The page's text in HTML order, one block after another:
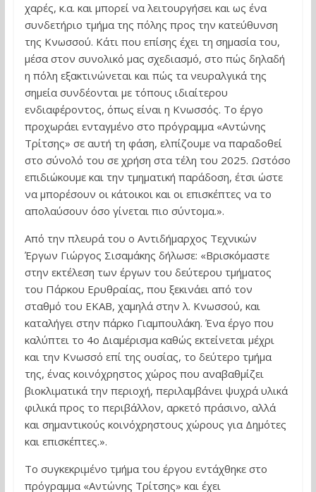
χαρές, κ.α. και μπορεί να λειτουργήσει και ως ένα
συνδετήριο τμήμα της πόλης προς την κατεύθυνση
της Κνωσσού. Κάτι που επίσης έχει τη σημασία του,
μέσα στον συνολικό μας σχεδιασμό, στο πώς δηλαδή
η πόλη εξακτινώνεται και πώς τα νευραλγικά της
σημεία συνδέονται με τόπους ιδιαίτερου
ενδιαφέροντος, όπως είναι η Κνωσσός. Το έργο
προχωράει ενταγμένο στο πρόγραμμα «Αντώνης
Τρίτσης» σε αυτή τη φάση, ελπίζουμε να παραδοθεί
στο σύνολό του σε χρήση στα τέλη του 2025. Ωστόσο
επιδιώκουμε και την τμηματική παράδοση, έτσι ώστε
να μπορέσουν οι κάτοικοι και οι επισκέπτες να το
απολαύσουν όσο γίνεται πιο σύντομα.».
Από την πλευρά του ο Αντιδήμαρχος Τεχνικών
Έργων Γιώργος Σισαμάκης δήλωσε: «Βρισκόμαστε
στην εκτέλεση των έργων του δεύτερου τμήματος
του Πάρκου Ερυθραίας, που ξεκινάει από τον
σταθμό του ΕΚΑΒ, χαμηλά στην λ. Κνωσσού, και
καταλήγει στην πάρκο Γιαμπουλάκη. Ένα έργο που
καλύπτει το 4ο Διαμέρισμα καθώς εκτείνεται μέχρι
και την Κνωσσό επί της ουσίας, το δεύτερο τμήμα
της, ένας κοινόχρηστος χώρος που αναβαθμίζει
βιοκλιματικά την περιοχή, περιλαμβάνει ψυχρά υλικά
φιλικά προς το περιβάλλον, αρκετό πράσινο, αλλά
και σημαντικούς κοινόχρηστους χώρους για Δημότες
και επισκέπτες.».
Το συγκεκριμένο τμήμα του έργου εντάχθηκε στο
πρόγραμμα «Αντώνης Τρίτσης» και έχει